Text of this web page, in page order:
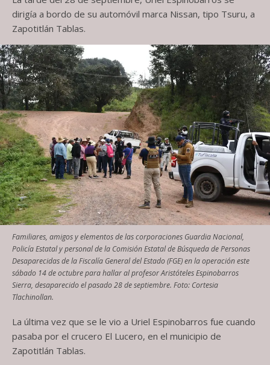
dirigía a bordo de su automóvil marca Nissan, tipo Tsuru, a
Zapotitlán Tablas.
Familiares, amigos y elementos de las corporaciones Guardia Nacional,
Policía Estatal y personal de la Comisión Estatal de Búsqueda de Personas
Desaparecidas de la Fiscalía General del Estado (FGE) en la operación este
sábado 14 de octubre para hallar al profesor Aristóteles Espinobarros
Sierra, desaparecido el pasado 28 de septiembre. Foto: Cortesia
Tlachinollan.
La última vez que se le vio a Uriel Espinobarros fue cuando
pasaba por el crucero El Lucero, en el municipio de
Zapotitlán Tablas.